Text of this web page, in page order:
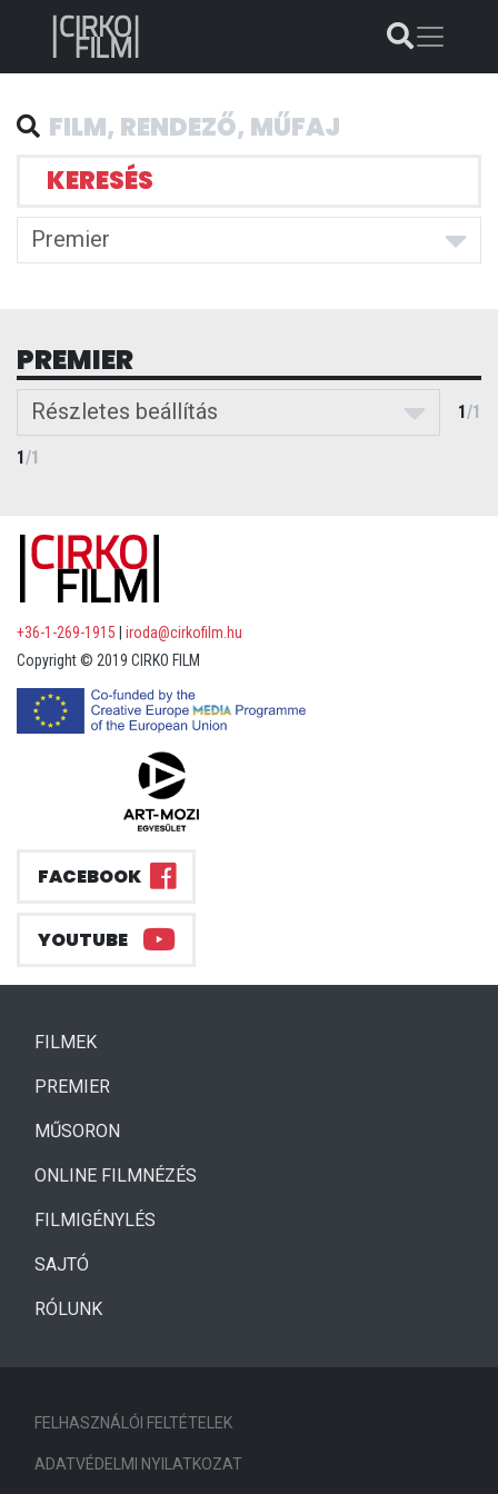
KERESÉS
Premier
PREMIER
Részletes beállítás 1/1
1/1
+36-1-269-1915
iroda@cirkofilm.hu
Copyright © 2019 CIRKO FILM
FACEBOOK
YOUTUBE
FILMEK(CURRENT)
PREMIER
MŰSORON
ONLINE FILMNÉZÉS
FILMIGÉNYLÉS
SAJTÓ
RÓLUNK
FELHASZNÁLÓI FELTÉTELEK
ADATVÉDELMI NYILATKOZAT